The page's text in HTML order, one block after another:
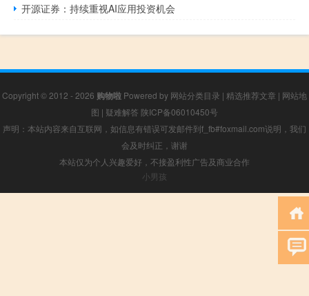
开源证券：持续重视AI应用投资机会
Copyright © 2012 - 2026 购物啦 Powered by 网站分类目录 | 精选推荐文章 | 网站地
图 | 疑难解答 陕ICP备06010450号
声明：本站内容来自互联网，如信息有错误可发邮件到f_fb#foxmail.com说明，我们
会及时纠正，谢谢
本站仅为个人兴趣爱好，不接盈利性广告及商业合作
小男孩